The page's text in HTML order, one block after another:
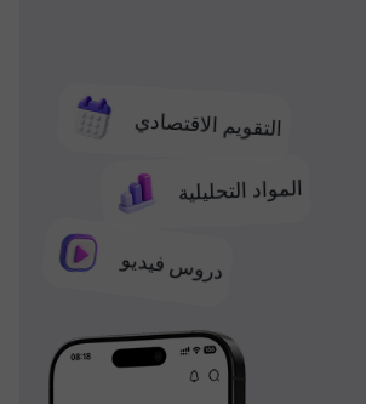
التقويم الاقتصادي
المواد التحليلية
دروس فيديو